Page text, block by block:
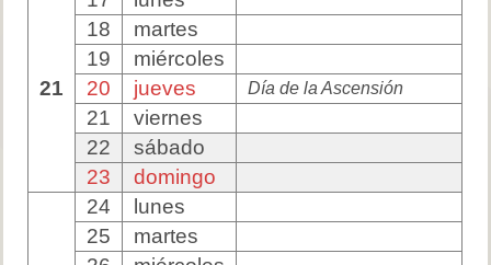
21
18
martes
19
miércoles
20
jueves Día de la Ascensión
21
viernes
22
sábado
23
domingo
24
lunes
25
martes